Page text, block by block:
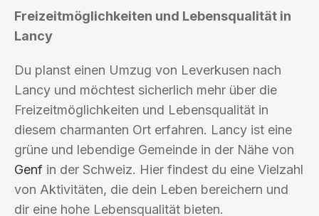
Freizeitmöglichkeiten und Lebensqualität in
Lancy
Du planst einen Umzug von Leverkusen nach
Lancy und möchtest sicherlich mehr über die
Freizeitmöglichkeiten und Lebensqualität in
diesem charmanten Ort erfahren. Lancy ist eine
grüne und lebendige Gemeinde in der Nähe von
Genf in der Schweiz. Hier findest du eine Vielzahl
von Aktivitäten, die dein Leben bereichern und
dir eine hohe Lebensqualität bieten.